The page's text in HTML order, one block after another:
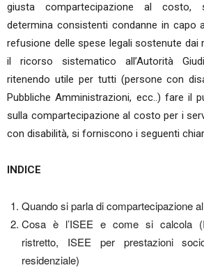
giusta compartecipazione al costo,
determina consistenti condanne in capo
refusione delle spese legali sostenute dai
il ricorso sistematico all’Autorità
ritenendo utile per tutti (persone con
Pubbliche Amministrazioni, ecc..) fare il
sulla compartecipazione al costo per i
con disabilità, si forniscono i seguenti
INDICE
Quando si parla di compartecipazione
Cosa è l’ISEE e come si calcola
ristretto, ISEE per prestazioni
residenziale)